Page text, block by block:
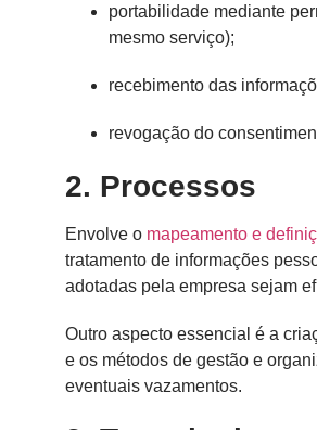
portabilidade mediante
mesmo serviço);
recebimento das
revogação do
2. Processos
Envolve o mapeamento e
tratamento de informações
adotadas pela empresa sejam
Outro aspecto essencial é a
e os métodos de gestão e
eventuais vazamentos.